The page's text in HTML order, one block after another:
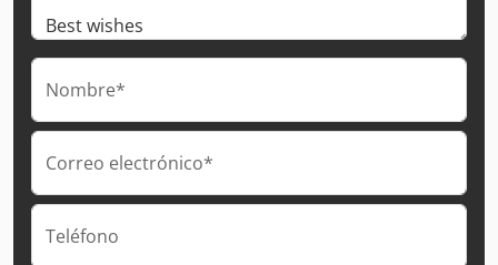
Nombre*
Correo electrónico*
Teléfono